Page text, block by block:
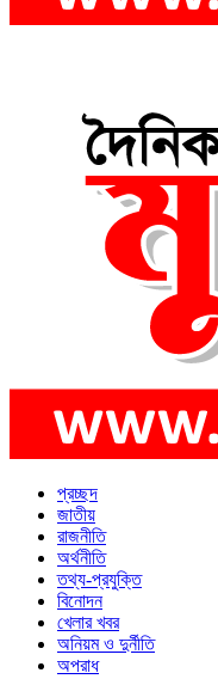
প্রচ্ছদ
জাতীয়
রাজনীতি
অর্থনীতি
তথ্য-প্রযুক্তি
বিনোদন
খেলার খবর
অনিয়ম ও দুর্নীতি
অপরাধ